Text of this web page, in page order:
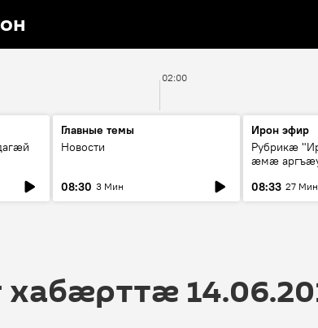
02:00
Главные темы
Новости
08:30 3 Мин
Ирон эфир
Рубрикæ
ӕмӕ
08:33 27 Мин
хабӕрттӕ